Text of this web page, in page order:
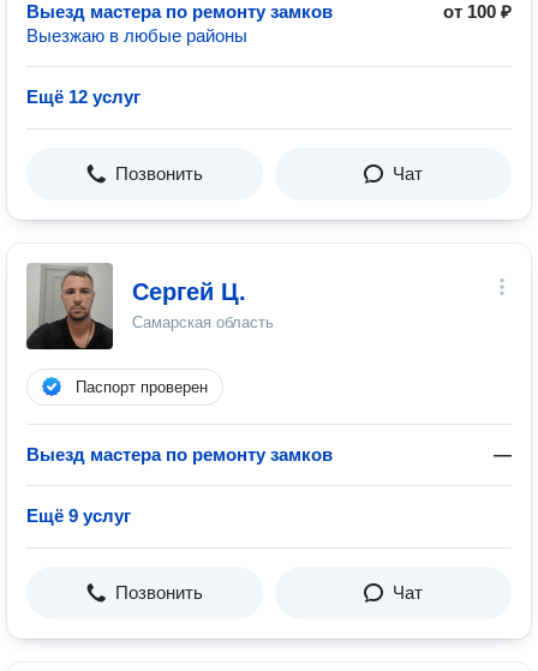
Выезд мастера по ремонту замков
от 100 ₽
Выезжаю в любые районы
Ещё 12 услуг
Позвонить Чат
Сергей Ц.
Самарская область
Паспорт проверен
Выезд мастера по ремонту замков —
Ещё 9 услуг
Позвонить Чат